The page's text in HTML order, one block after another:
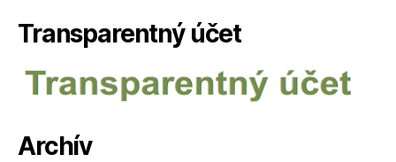
Transparentný účet
Archív